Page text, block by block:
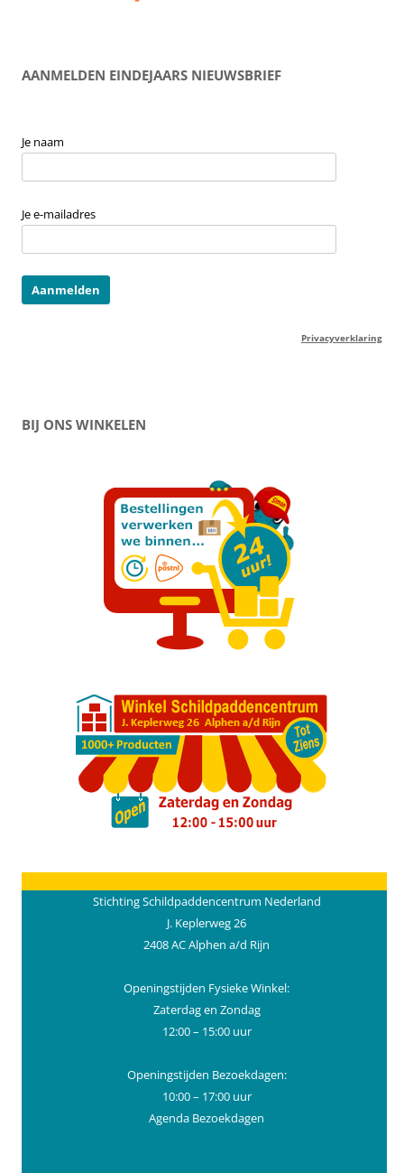
AANMELDEN EINDEJAARS NIEUWSBRIEF
Je naam
Je e-mailadres
Privacyverklaring
BIJ ONS WINKELEN
Stichting Schildpaddencentrum Nederland
J. Keplerweg 26
2408 AC Alphen a/d Rijn
Openingstijden Fysieke Winkel:
Zaterdag en Zondag
12:00 – 15:00 uur
Openingstijden Bezoekdagen:
10:00 – 17:00 uur
Agenda Bezoekdagen